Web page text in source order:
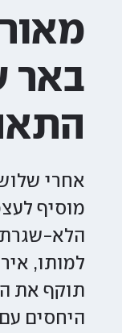
באר
אחרי
מוסיף
הלא-
למותו,
תוקף את
היחסים